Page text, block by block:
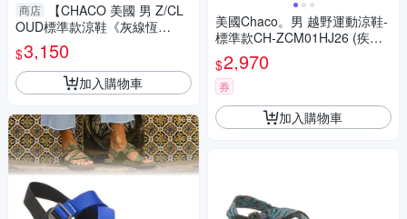
商店
【CHACO 美國 男 Z/CL
OUD標準款涼鞋《灰線恆
美》】CH-ZLM01HI32/運動涼
鞋
$3,150
加入購物車
美國Chaco。男 越野運動涼鞋-
標準款CH-ZCM01HJ26 (疾風
綠)
$2,970
券
加入購物車